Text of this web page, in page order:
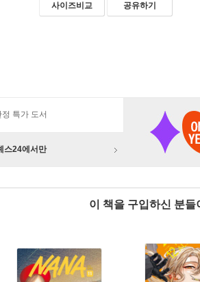
사이즈비교 공유하기
정 특가 도서
스24에서만
이 책을 구입하신 분